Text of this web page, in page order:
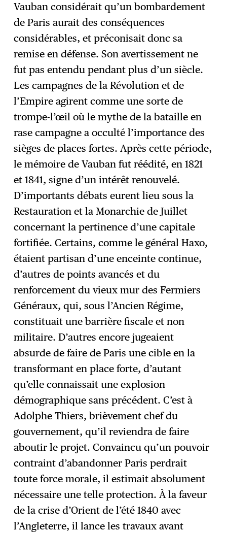
Vauban considérait qu’un bombardement
de Paris aurait des conséquences
considérables, et préconisait donc sa
remise en défense. Son avertissement ne
fut pas entendu pendant plus d’un siècle.
Les campagnes de la Révolution et de
l’Empire agirent comme une sorte de
trompe-l’œil où le mythe de la bataille en
rase campagne a occulté l’importance des
sièges de places fortes. Après cette période,
le mémoire de Vauban fut réédité, en 1821
et 1841, signe d’un intérêt renouvelé.
D’importants débats eurent lieu sous la
Restauration et la Monarchie de Juillet
concernant la pertinence d’une capitale
fortifiée. Certains, comme le général Haxo,
étaient partisan d’une enceinte continue,
d’autres de points avancés et du
renforcement du vieux mur des Fermiers
Généraux, qui, sous l’Ancien Régime,
constituait une barrière fiscale et non
militaire. D’autres encore jugeaient
absurde de faire de Paris une cible en la
transformant en place forte, d’autant
qu’elle connaissait une explosion
démographique sans précédent. C’est à
Adolphe Thiers, brièvement chef du
gouvernement, qu’il reviendra de faire
aboutir le projet. Convaincu qu’un pouvoir
contraint d’abandonner Paris perdrait
toute force morale, il estimait absolument
nécessaire une telle protection. À la faveur
de la crise d’Orient de l’été 1840 avec
l’Angleterre, il lance les travaux avant